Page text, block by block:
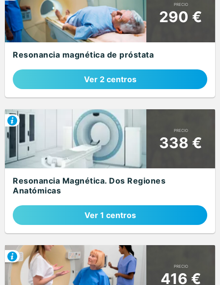
PRECIO
290 €
Resonancia magnética de próstata
Ver 2 centros
PRECIO
338 €
Resonancia Magnética. Dos Regiones
Anatómicas
Ver 1 centros
PRECIO
416 €